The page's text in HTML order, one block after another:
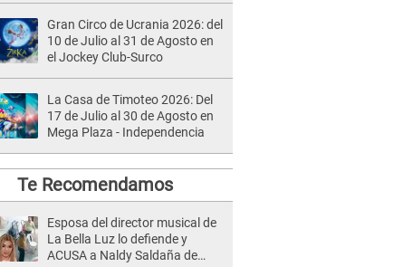
Gran Circo de Ucrania 2026: del
10 de Julio al 31 de Agosto en
el Jockey Club-Surco
La Casa de Timoteo 2026: Del
17 de Julio al 30 de Agosto en
Mega Plaza - Independencia
Te Recomendamos
Esposa del director musical de
La Bella Luz lo defiende y
ACUSA a Naldy Saldaña de